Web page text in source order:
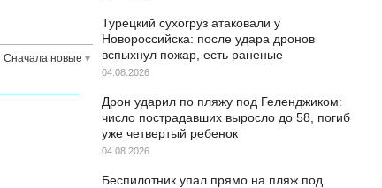
Сначала новые
Турецкий сухогруз атаковали у
Новороссийска: после удара дронов
вспыхнул пожар, есть раненые
04.08.2026
Дрон ударил по пляжу под Геленджиком:
число пострадавших выросло до 58, погиб
уже четвертый ребенок
04.08.2026
Беспилотник упал прямо на пляж под